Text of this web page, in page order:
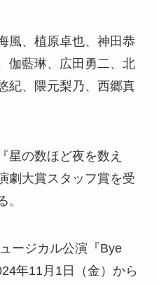
風、植原卓也、神田恭
伽藍琳、広田勇二、北
紀、隈元梨乃、西郷真
星の数ほど夜を数え
劇大賞スタッフ賞を受
。
ージカル公演『Bye
年11月1日（金）から